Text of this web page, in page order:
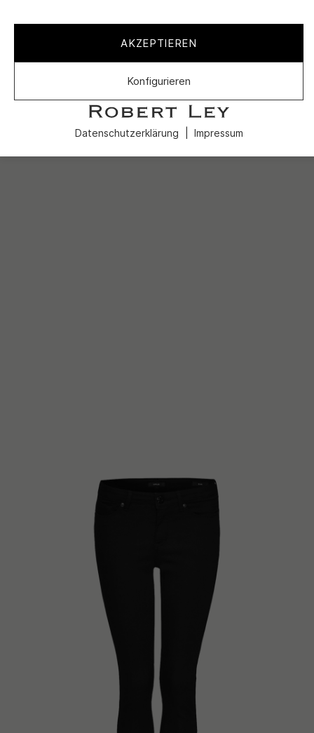
AKZEPTIEREN
Konfigurieren
Datenschutzerklärung Impressum